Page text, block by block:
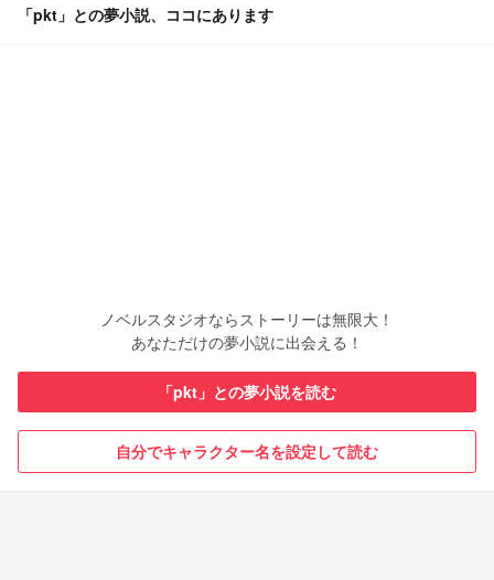
「pkt」との夢小説、ココにあります
ノベルスタジオならストーリーは無限大！
あなただけの夢小説に出会える！
「pkt」との夢小説を読む
自分でキャラクター名を設定して読む